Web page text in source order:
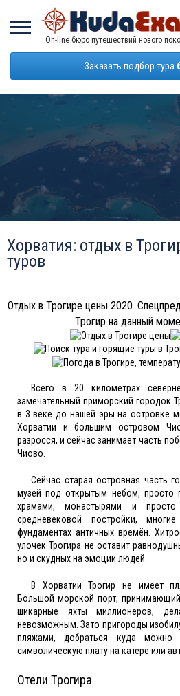
On-line бюро путешествий нового
Заказать подбор тура
Хорватия: отдых в
туров
Отдых в Трогире цены 2020.
Трогир на данный
Всего в 20 километрах
замечательный приморский городок
в 3 веке до нашей эры на островке
Хорватии и большим островом
разросся, и сейчас занимает часть
Чиово.
Сейчас старая островная часть
музей под открытым небом, просто
храмами, монастырями и просто
средневековой постройки,
фундаментах античных времён.
улочек Трогира не оставит
но и скудных на эмоции людей.
В Хорватии Трогир не имеет
Большой морской порт,
шикарные яхты миллионеров,
невозможным. Зато пригороды
пляжами, добраться куда
символическую плату на катере или
Отели Трогира